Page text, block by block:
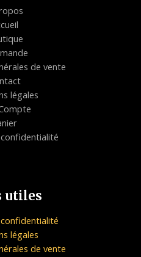
de vente
légales
utiles
légales
de vente